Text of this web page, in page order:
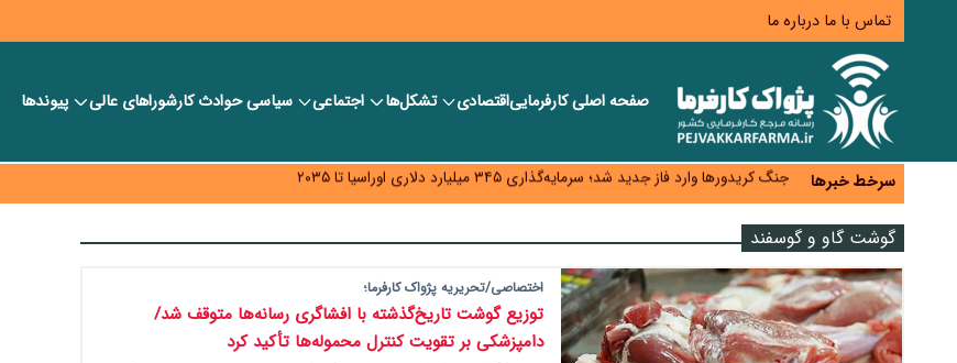
تماس با ما درباره ما
صفحه اصلیکارفرماییاقتصادی تشکل‌ها اجتماعی سیاسیحوادث کارشورا‎های عالی پیوندها
سرخط خبرها
زائران اربعین نگران ارز باقی‌مانده نباشند؛ خرید دینار در بانک‌ها و صرافی‌ها
جنگ کریدورها وارد فاز جدید شد؛ سرمایه‌گذاری ۳۴۵ میلیارد دلاری اوراسیا تا ۲۰۳۵
پارادوکس اینترنت در ایران؛ مصرف‌کننده بیشتر می‌پردازد، شبکه کمتر توسعه می‌یابد
تأمین سرمایه در گردش بدون خلق نقدینگی؛ نقش جدید سیاست‌های مالیاتی در حمایت از تولید
معمای تأمین ۸۰ همت معوقات بازنشستگان؛ بانک رفاه وارد میدان شد
گوشت گاو و گوسفند
اختصاصی/تحریریه پژواک کارفرما؛
توزیع گوشت تاریخ‌گذشته با افشاگری رسانه‌ها متوقف شد/
دامپزشکی بر تقویت کنترل محموله‌ها تأکید کرد